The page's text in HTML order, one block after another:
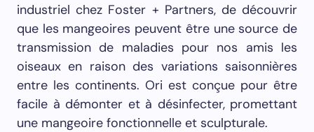
industriel chez Foster + Partners, de découvrir
que les mangeoires peuvent être une source de
transmission de maladies pour nos amis les
oiseaux en raison des variations saisonnières
entre les continents. Ori est conçue pour être
facile à démonter et à désinfecter, promettant
une mangeoire fonctionnelle et sculpturale.